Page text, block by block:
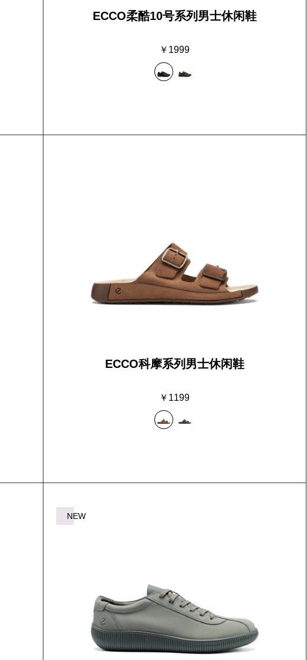
ECCO柔酷10号系列男士休闲鞋
￥1999
ECCO科摩系列男士休闲鞋
￥1199
NEW